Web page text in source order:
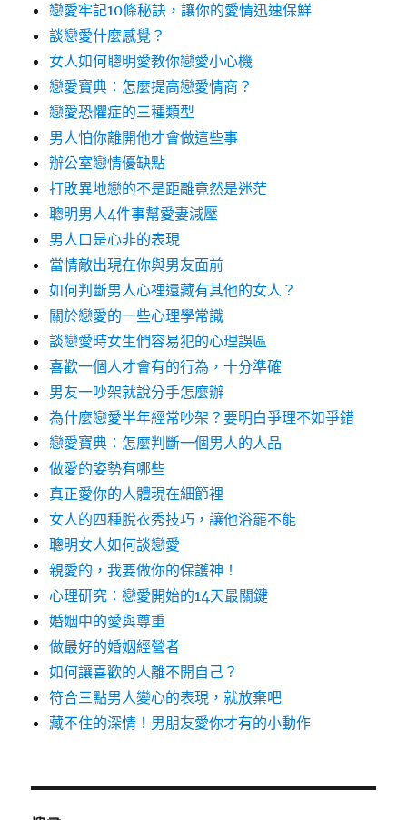
戀愛牢記10條秘訣，讓你的愛情迅速保鮮
談戀愛什麼感覺？
女人如何聰明愛教你戀愛小心機
戀愛寶典：怎麼提高戀愛情商？
戀愛恐懼症的三種類型
男人怕你離開他才會做這些事
辦公室戀情優缺點
打敗異地戀的不是距離竟然是迷茫
聰明男人4件事幫愛妻減壓
男人口是心非的表現
當情敵出現在你與男友面前
如何判斷男人心裡還藏有其他的女人？
關於戀愛的一些心理學常識
談戀愛時女生們容易犯的心理誤區
喜歡一個人才會有的行為，十分準確
男友一吵架就說分手怎麼辦
為什麼戀愛半年經常吵架？要明白爭理不如爭錯
戀愛寶典：怎麼判斷一個男人的人品
做愛的姿勢有哪些
真正愛你的人體現在細節裡
女人的四種脫衣秀技巧，讓他浴罷不能
聰明女人如何談戀愛
親愛的，我要做你的保護神！
心理研究：戀愛開始的14天最關鍵
婚姻中的愛與尊重
做最好的婚姻經營者
如何讓喜歡的人離不開自己？
符合三點男人變心的表現，就放棄吧
藏不住的深情！男朋友愛你才有的小動作